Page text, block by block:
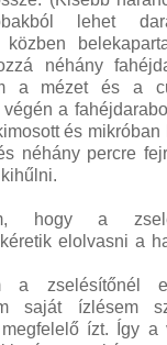
lehet
közben
néhány
a mézet és a
a
és
néhány percre
hogy a
elolvasni a
a zselésítőnél
saját ízlésem
ízt. Így a